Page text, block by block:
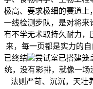
极高、要求极细的赛道上
一线检测步队，是对将来
有不学无术取持久耐力，
来，每一页都是实力的
已终结
尝试室已搭建笼
统，没有彩排，就像一
法则严苛、沉沉，天壮